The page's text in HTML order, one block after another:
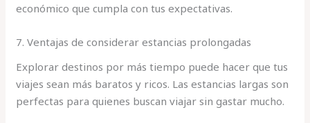
económico que cumpla con tus expectativas.
7. Ventajas de considerar estancias prolongadas
Explorar destinos por más tiempo puede hacer que tus
viajes sean más baratos y ricos. Las estancias largas son
perfectas para quienes buscan viajar sin gastar mucho.